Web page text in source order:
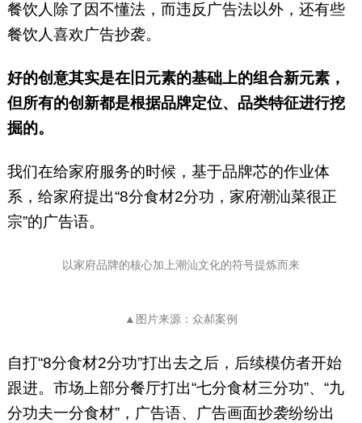
餐饮人除了因不懂法，而违反广告法以外，还有些
餐饮人喜欢广告抄袭。
好的创意其实是在旧元素的基础上的组合新元素，
但所有的创新都是根据品牌定位、品类特征进行挖
掘的。
我们在给家府服务的时候，基于品牌芯的作业体
系，给家府提出“8分食材2分功，家府潮汕菜很正
宗”的广告语。
以家府品牌的核心加上潮汕文化的符号提炼而来
▲图片来源：众郝案例
自打“8分食材2分功”打出去之后，后续模仿者开始
跟进。市场上部分餐厅打出“七分食材三分功”、“九
分功夫一分食材”，广告语、广告画面抄袭纷纷出